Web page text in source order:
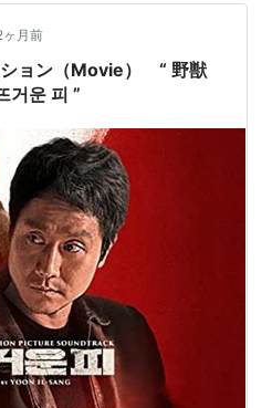
ヶ月前
ョン（Movie） “ 野獣
운 피 ”